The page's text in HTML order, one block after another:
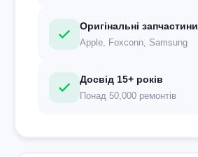
Оригінальні запчастини
Apple, Foxconn, Samsung
Досвід 15+ років
Понад 50,000 ремонтів